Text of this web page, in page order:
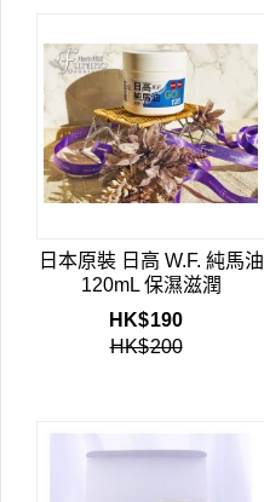
日本原裝 日高 W.F. 純馬油
120mL 保濕滋潤
HK$190
HK$200